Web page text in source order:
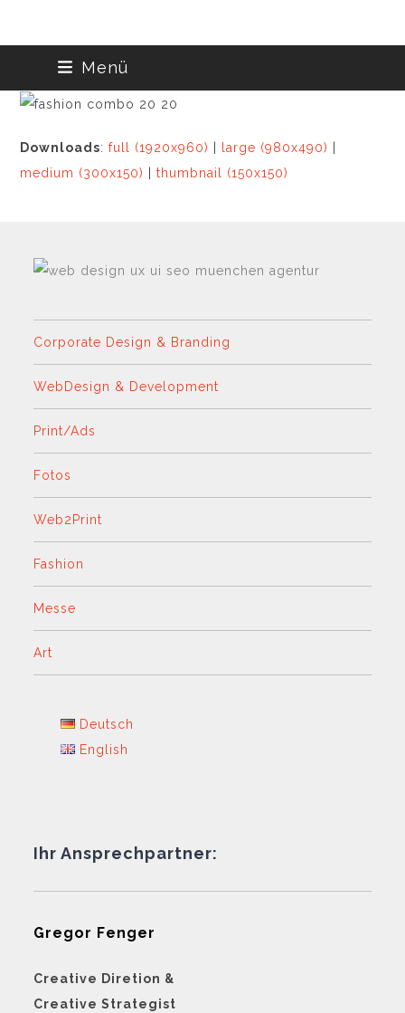
content
Menü
Downloads:full (1920x960) large (980x490)
medium (300x150)
|thumbnail (150x150)
Corporate Design & Branding
WebDesign & Development
Print/Ads
Fotos
Web2Print
Fashion
Messe
Art
Deutsch
English
Ihr Ansprechpartner:
Gregor Fenger
Creative Diretion &
Creative Strategist